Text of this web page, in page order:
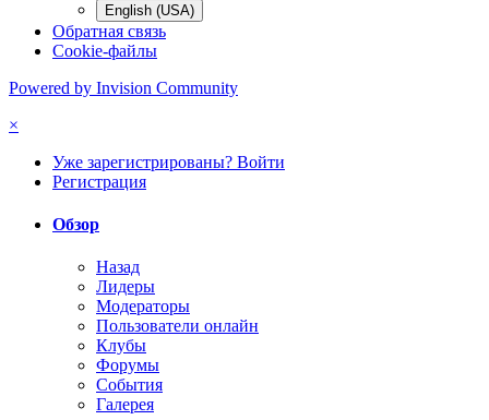
English (USA)
Обратная связь
Cookie-файлы
Powered by Invision Community
×
Уже зарегистрированы? Войти
Регистрация
Обзор
Назад
Лидеры
Модераторы
Пользователи онлайн
Клубы
Форумы
События
Галерея